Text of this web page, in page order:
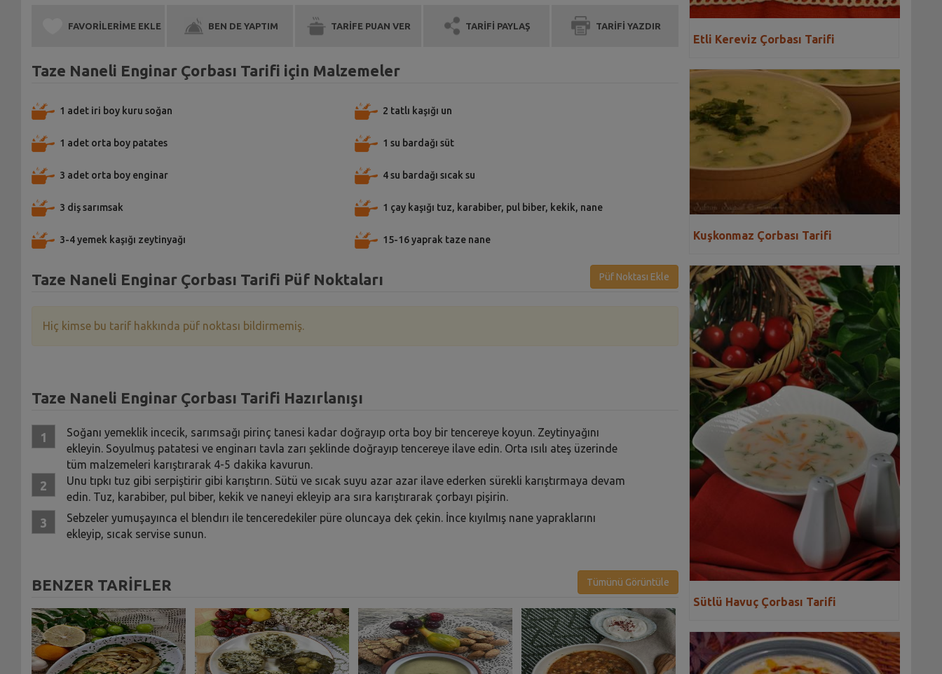
FAVORİLERİME EKLE BEN DE YAPTIM TARİFE PUAN VER TARİFİ PAYLAŞ TARİFİ YAZDIR
Taze Naneli Enginar Çorbası Tarifi için Malzemeler
1 adet iri boy kuru soğan
1 adet orta boy patates
3 adet orta boy enginar
3 diş sarımsak
3-4 yemek kaşığı zeytinyağı
2 tatlı kaşığı un
1 su bardağı süt
4 su bardağı sıcak su
1 çay kaşığı tuz, karabiber, pul biber, kekik, nane
15-16 yaprak taze nane
Taze Naneli Enginar Çorbası Tarifi Püf Noktaları Püf Noktası Ekle
Hiç kimse bu tarif hakkında püf noktası bildirmemiş.
Taze Naneli Enginar Çorbası Tarifi Hazırlanışı
Soğanı yemeklik incecik, sarımsağı pirinç tanesi kadar doğrayıp orta boy bir tencereye koyun. Zeytinyağını
ekleyin. Soyulmuş patatesi ve enginarı tavla zarı şeklinde doğrayıp tencereye ilave edin. Orta ısılı ateş üzerinde
tüm malzemeleri karıştırarak 4-5 dakika kavurun.
Unu tıpkı tuz gibi serpiştirir gibi karıştırın. Sütü ve sıcak suyu azar azar ilave ederken sürekli karıştırmaya devam
edin. Tuz, karabiber, pul biber, kekik ve naneyi ekleyip ara sıra karıştırarak çorbayı pişirin.
Sebzeler yumuşayınca el blendırı ile tenceredekiler püre oluncaya dek çekin. İnce kıyılmış nane yapraklarını
ekleyip, sıcak servise sunun.
BENZER TARİFLER Tümünü Görüntüle
Etli Kereviz Çorbası Tarifi
Kuşkonmaz Çorbası Tarifi
Sütlü Havuç Çorbası Tarifi